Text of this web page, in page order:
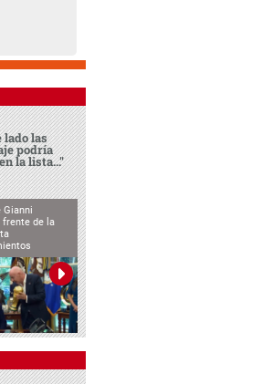
lado las
podría
la lista..."
Gianni
frente de la